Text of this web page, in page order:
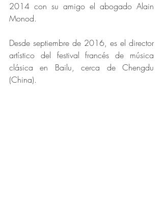
2014 con su amigo el abogado Alain
Monod.
Desde septiembre de 2016, es el director
artístico del festival francés de música
clásica en Bailu, cerca de Chengdu
(China).